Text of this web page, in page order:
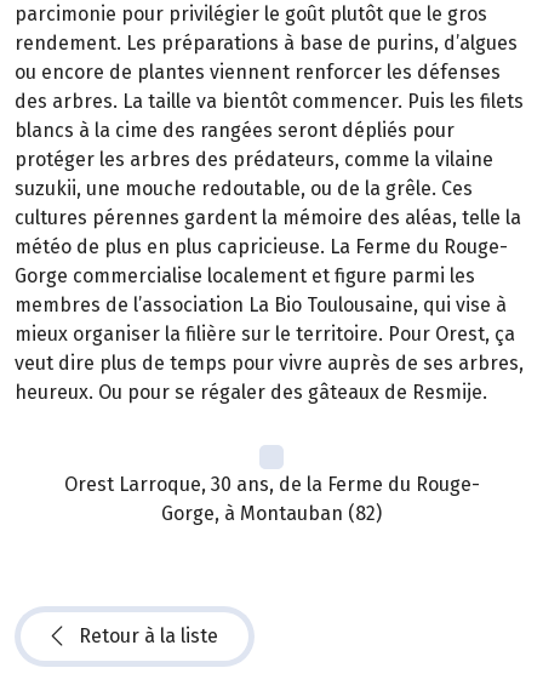
parcimonie pour privilégier le goût plutôt que le gros
rendement. Les préparations à base de purins, d’algues
ou encore de plantes viennent renforcer les défenses
des arbres. La taille va bientôt commencer. Puis les filets
blancs à la cime des rangées seront dépliés pour
protéger les arbres des prédateurs, comme la vilaine
suzukii, une mouche redoutable, ou de la grêle. Ces
cultures pérennes gardent la mémoire des aléas, telle la
météo de plus en plus capricieuse. La Ferme du Rouge-
Gorge commercialise localement et figure parmi les
membres de l’association La Bio Toulousaine, qui vise à
mieux organiser la filière sur le territoire. Pour Orest, ça
veut dire plus de temps pour vivre auprès de ses arbres,
heureux. Ou pour se régaler des gâteaux de Resmije.
Orest Larroque, 30 ans, de la Ferme du Rouge-
Gorge, à Montauban (82)
Retour à la liste